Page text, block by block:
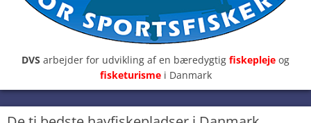
DVS arbejder for udvikling af en bæredygtig fiskepleje og
fisketurisme i Danmark